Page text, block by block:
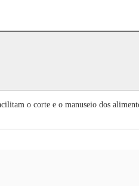
o corte e o manuseio dos